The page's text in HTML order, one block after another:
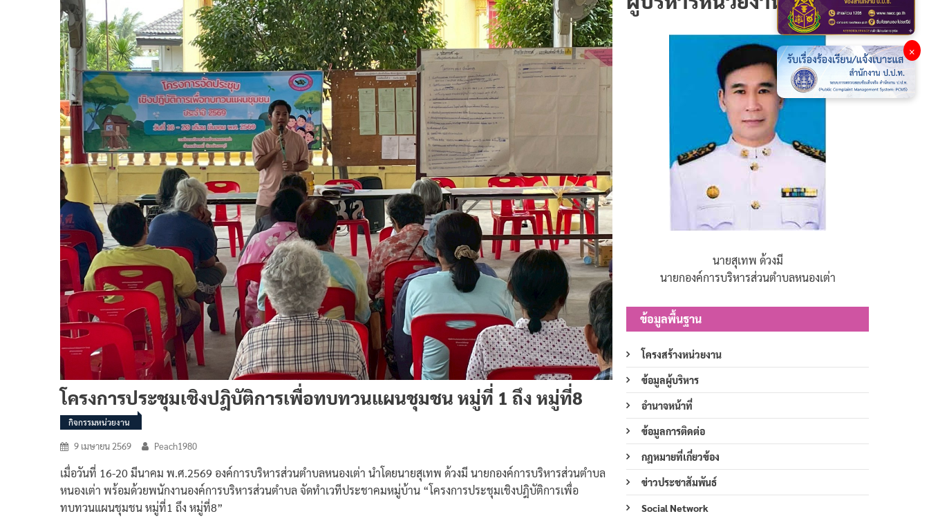
โครงการประชุมเชิงปฎิบัติการเพื่อทบทวนแผนชุมชน หมู่ที่ 1 ถึง หมู่ที่8
กิจกรรมหน่วยงาน
9 เมษายน 2569 Peach1980
เมื่อวันที่ 16-20 มีนาคม พ.ศ.2569 องค์การบริหารส่วนตำบลหนองเต่า นำโดยนายสุเทพ ด้วงมี นายกองค์การบริหารส่วนตำบล
หนองเต่า พร้อมด้วยพนักงานองค์การบริหารส่วนตำบล จัดทำเวทีประชาคมหมู่บ้าน “โครงการประชุมเชิงปฎิบัติการเพื่อ
ทบทวนแผนชุมชน หมู่ที่1 ถึง หมู่ที่8”
นายสุเทพ ด้วงมี
นายกองค์การบริหารส่วนตำบลหนองเต่า
ข้อมูลพื้นฐาน
โครงสร้างหน่วยงาน
ข้อมูลผู้บริหาร
อำนาจหน้าที่
ข้อมูลการติดต่อ
กฎหมายที่เกี่ยวข้อง
ข่าวประชาสัมพันธ์
Social Network
×